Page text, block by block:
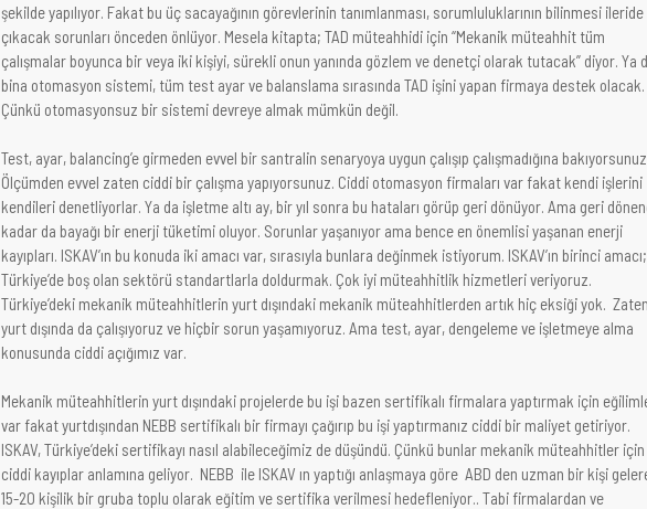
şekilde yapılıyor. Fakat bu üç sacayağının görevlerinin tanımlanması, sorumluluklarının bilinmesi ileride
çıkacak sorunları önceden önlüyor. Mesela kitapta; TAD müteahhidi için “Mekanik müteahhit tüm
çalışmalar boyunca bir veya iki kişiyi, sürekli onun yanında gözlem ve denetçi olarak tutacak” diyor. Ya
bina otomasyon sistemi, tüm test ayar ve balanslama sırasında TAD işini yapan firmaya destek olacak.
Çünkü otomasyonsuz bir sistemi devreye almak mümkün değil.
Test, ayar, balancing’e girmeden evvel bir santralin senaryoya uygun çalışıp çalışmadığına
Ölçümden evvel zaten ciddi bir çalışma yapıyorsunuz. Ciddi otomasyon firmaları var fakat kendi işlerini
kendileri denetliyorlar. Ya da işletme altı ay, bir yıl sonra bu hataları görüp geri dönüyor. Ama geri
kadar da bayağı bir enerji tüketimi oluyor. Sorunlar yaşanıyor ama bence en önemlisi yaşanan enerji
kayıpları. ISKAV’ın bu konuda iki amacı var, sırasıyla bunlara değinmek istiyorum. ISKAV’ın birinci amacı;
Türkiye’de boş olan sektörü standartlarla doldurmak. Çok iyi müteahhitlik hizmetleri veriyoruz.
Türkiye’deki mekanik müteahhitlerin yurt dışındaki mekanik müteahhitlerden artık hiç eksiği yok. Zaten
yurt dışında da çalışıyoruz ve hiçbir sorun yaşamıyoruz. Ama test, ayar, dengeleme ve işletmeye alma
konusunda ciddi açığımız var.
Mekanik müteahhitlerin yurt dışındaki projelerde bu işi bazen sertifikalı firmalara yaptırmak için
var fakat yurtdışından NEBB sertifikalı bir firmayı çağırıp bu işi yaptırmanız ciddi bir maliyet getiriyor.
ISKAV, Türkiye’deki sertifikayı nasıl alabileceğimiz de düşündü. Çünkü bunlar mekanik müteahhitler için
ciddi kayıplar anlamına geliyor. NEBB ile ISKAV ın yaptığı anlaşmaya göre ABD den uzman bir kişi
15-20 kişilik bir gruba toplu olarak eğitim ve sertifika verilmesi hedefleniyor.. Tabi firmalardan ve